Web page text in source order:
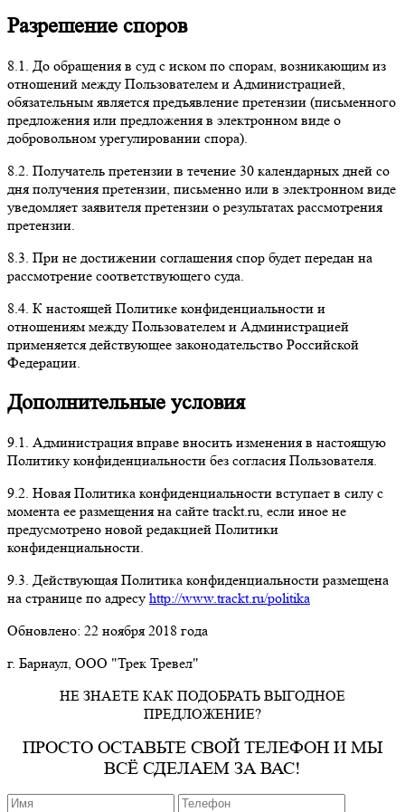
Разрешение споров
8.1. До обращения в суд с иском по спорам, возникающим из
отношений между Пользователем и Администрацией,
обязательным является предъявление претензии (письменного
предложения или предложения в электронном виде о
добровольном урегулировании спора).
8.2. Получатель претензии в течение 30 календарных дней со
дня получения претензии, письменно или в электронном виде
уведомляет заявителя претензии о результатах рассмотрения
претензии.
8.3. При не достижении соглашения спор будет передан на
рассмотрение соответствующего суда.
8.4. К настоящей Политике конфиденциальности и
отношениям между Пользователем и Администрацией
применяется действующее законодательство Российской
Федерации.
Дополнительные условия
9.1. Администрация вправе вносить изменения в настоящую
Политику конфиденциальности без согласия Пользователя.
9.2. Новая Политика конфиденциальности вступает в силу с
момента ее размещения на сайте trackt.ru, если иное не
предусмотрено новой редакцией Политики
конфиденциальности.
9.3. Действующая Политика конфиденциальности размещена
на странице по адресу http://www.trackt.ru/politika
Обновлено: 22 ноября 2018 года
г. Барнаул, ООО "Трек Тревел"
НЕ ЗНАЕТЕ КАК ПОДОБРАТЬ ВЫГОДНОЕ
ПРЕДЛОЖЕНИЕ?
ПРОСТО ОСТАВЬТЕ СВОЙ ТЕЛЕФОН И МЫ
ВСЁ СДЕЛАЕМ ЗА ВАС!